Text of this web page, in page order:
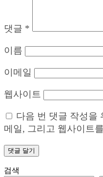
댓글 *
이름
이메일
웹사이트
다음 번 댓글 작성을
메일, 그리고 웹사이트
검색